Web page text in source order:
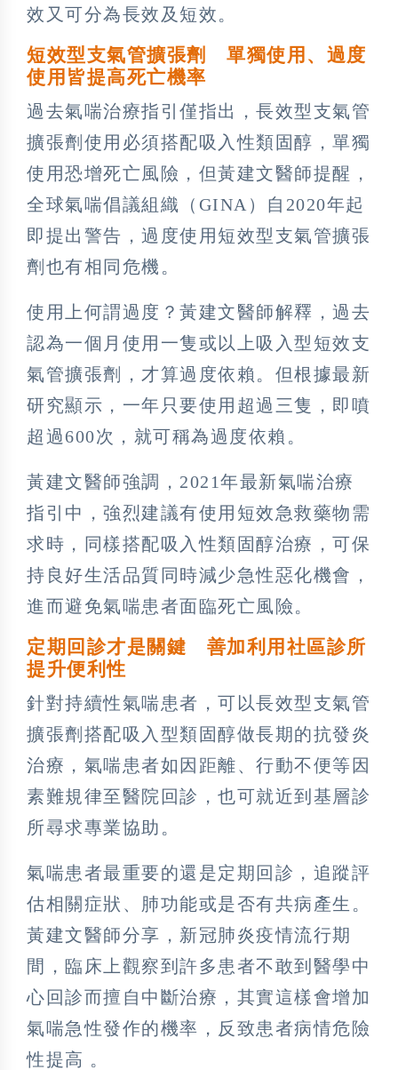
效又可分為長效及短效。
短效型支氣管擴張劑 單獨使用、過度
使用皆提高死亡機率
過去氣喘治療指引僅指出，長效型支氣管
擴張劑使用必須搭配吸入性類固醇，單獨
使用恐增死亡風險，但黃建文醫師提醒，
全球氣喘倡議組織（GINA）自2020年起
即提出警告，過度使用短效型支氣管擴張
劑也有相同危機。
使用上何謂過度？黃建文醫師解釋，過去
認為一個月使用一隻或以上吸入型短效支
氣管擴張劑，才算過度依賴。但根據最新
研究顯示，一年只要使用超過三隻，即噴
超過600次，就可稱為過度依賴。
黃建文醫師強調，2021年最新氣喘治療
指引中，強烈建議有使用短效急救藥物需
求時，同樣搭配吸入性類固醇治療，可保
持良好生活品質同時減少急性惡化機會，
進而避免氣喘患者面臨死亡風險。
定期回診才是關鍵 善加利用社區診所
提升便利性
針對持續性氣喘患者，可以長效型支氣管
擴張劑搭配吸入型類固醇做長期的抗發炎
治療，氣喘患者如因距離、行動不便等因
素難規律至醫院回診，也可就近到基層診
所尋求專業協助。
氣喘患者最重要的還是定期回診，追蹤評
估相關症狀、肺功能或是否有共病產生。
黃建文醫師分享，新冠肺炎疫情流行期
間，臨床上觀察到許多患者不敢到醫學中
心回診而擅自中斷治療，其實這樣會增加
氣喘急性發作的機率，反致患者病情危險
性提高 。